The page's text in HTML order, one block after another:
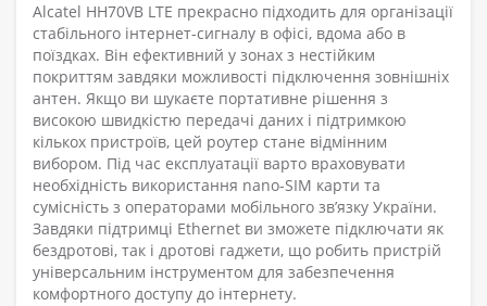
Alcatel HH70VB LTE прекрасно підходить для організації
стабільного інтернет-сигналу в офісі, вдома або в
поїздках. Він ефективний у зонах з нестійким
покриттям завдяки можливості підключення зовнішніх
антен. Якщо ви шукаєте портативне рішення з
високою швидкістю передачі даних і підтримкою
кількох пристроїв, цей роутер стане відмінним
вибором. Під час експлуатації варто враховувати
необхідність використання nano-SIM карти та
сумісність з операторами мобільного зв’язку України.
Завдяки підтримці Ethernet ви зможете підключати як
бездротові, так і дротові гаджети, що робить пристрій
універсальним інструментом для забезпечення
комфортного доступу до інтернету.